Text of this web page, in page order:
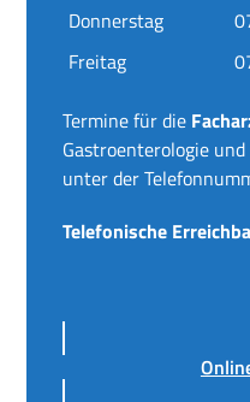
Donnerstag
Freitag
Termine für die
Gastroenterologie
unter der
Telefonische